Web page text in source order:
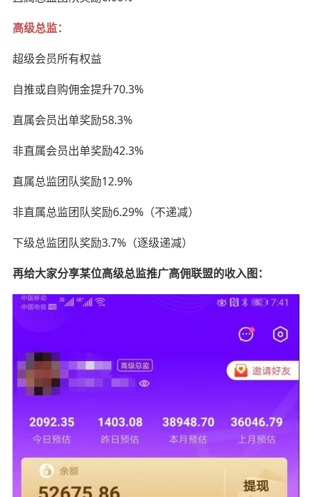
高级总监：
超级会员所有权益
自推或自购佣金提升70.3%
直属会员出单奖励58.3%
非直属会员出单奖励42.3%
直属总监团队奖励12.9%
非直属总监团队奖励6.29%（不递减）
下级总监团队奖励3.7%（逐级递减）
再给大家分享某位高级总监推广高佣联盟的收入图：